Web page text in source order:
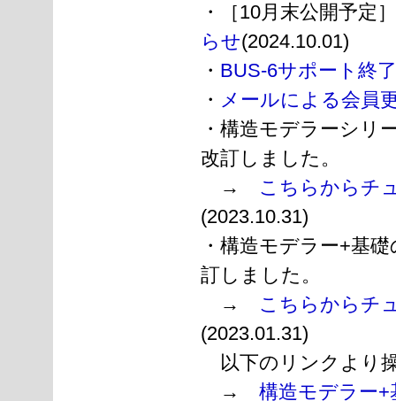
・［10月末公開予定］
らせ(2024.10.01)
・ BUS-6サポート終
・ メールによる会員
・構造モデラーシリ
改訂しました。
→ こちらからチ
(2023.10.31)
・構造モデラー+基
訂しました。
→ こちらからチ
(2023.01.31)
以下のリンクより
→ 構造モデラー+